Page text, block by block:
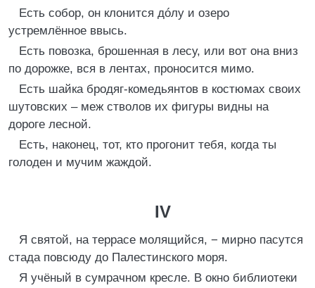
Есть собор, он клонится дóлу и озеро
устремлённое ввысь.
Есть повозка, брошенная в лесу, или вот она вниз
по дорожке, вся в лентах, проносится мимо.
Есть шайка бродяг-комедьянтов в костюмах своих
шутовских – меж стволов их фигуры видны на
дороге лесной.
Есть, наконец, тот, кто прогонит тебя, когда ты
голоден и мучим жаждой.
IV
Я святой, на террасе молящийся, − мирно пасутся
стада повсюду до Палестинского моря.
Я учёный в сумрачном кресле. В окно библиотеки